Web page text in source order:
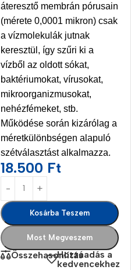
áteresztő membrán pórusain
(mérete 0,0001 mikron) csak
a vízmolekulák jutnak
keresztül, így szűri ki a
vízből az oldott sókat,
baktériumokat, vírusokat,
mikroorganizmusokat,
nehézfémeket, stb.
Működése során kizárólag a
méretkülönbségen alapuló
szétválasztást alkalmazza.
18.500 Ft
Kosárba Teszem
Most Megveszem
ÖsszehasonlításHozzáadás a
kedvencekhez